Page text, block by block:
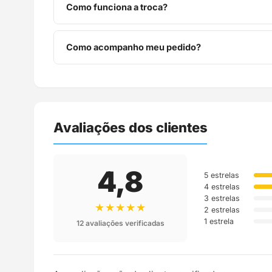
Como funciona a troca?
Você tem 7 dias após o recebimento para solicitar
Como acompanho meu pedido?
Avaliações dos clientes
4,8
★★★★★
12 avaliações verificadas
5 estrelas
4 estrelas
3 estrelas
2 estrelas
1 estrela